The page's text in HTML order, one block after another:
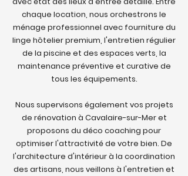
chaque location, nous orchestrons le
ménage professionnel avec fourniture du
linge hôtelier premium, l'entretien régulier
de la piscine et des espaces verts, la
maintenance préventive et curative de
tous les équipements.
Nous supervisons également vos projets
de rénovation à Cavalaire-sur-Mer et
proposons du déco coaching pour
optimiser l'attractivité de votre bien. De
l'architecture d'intérieur à la coordination
des artisans, nous veillons à l'entretien et